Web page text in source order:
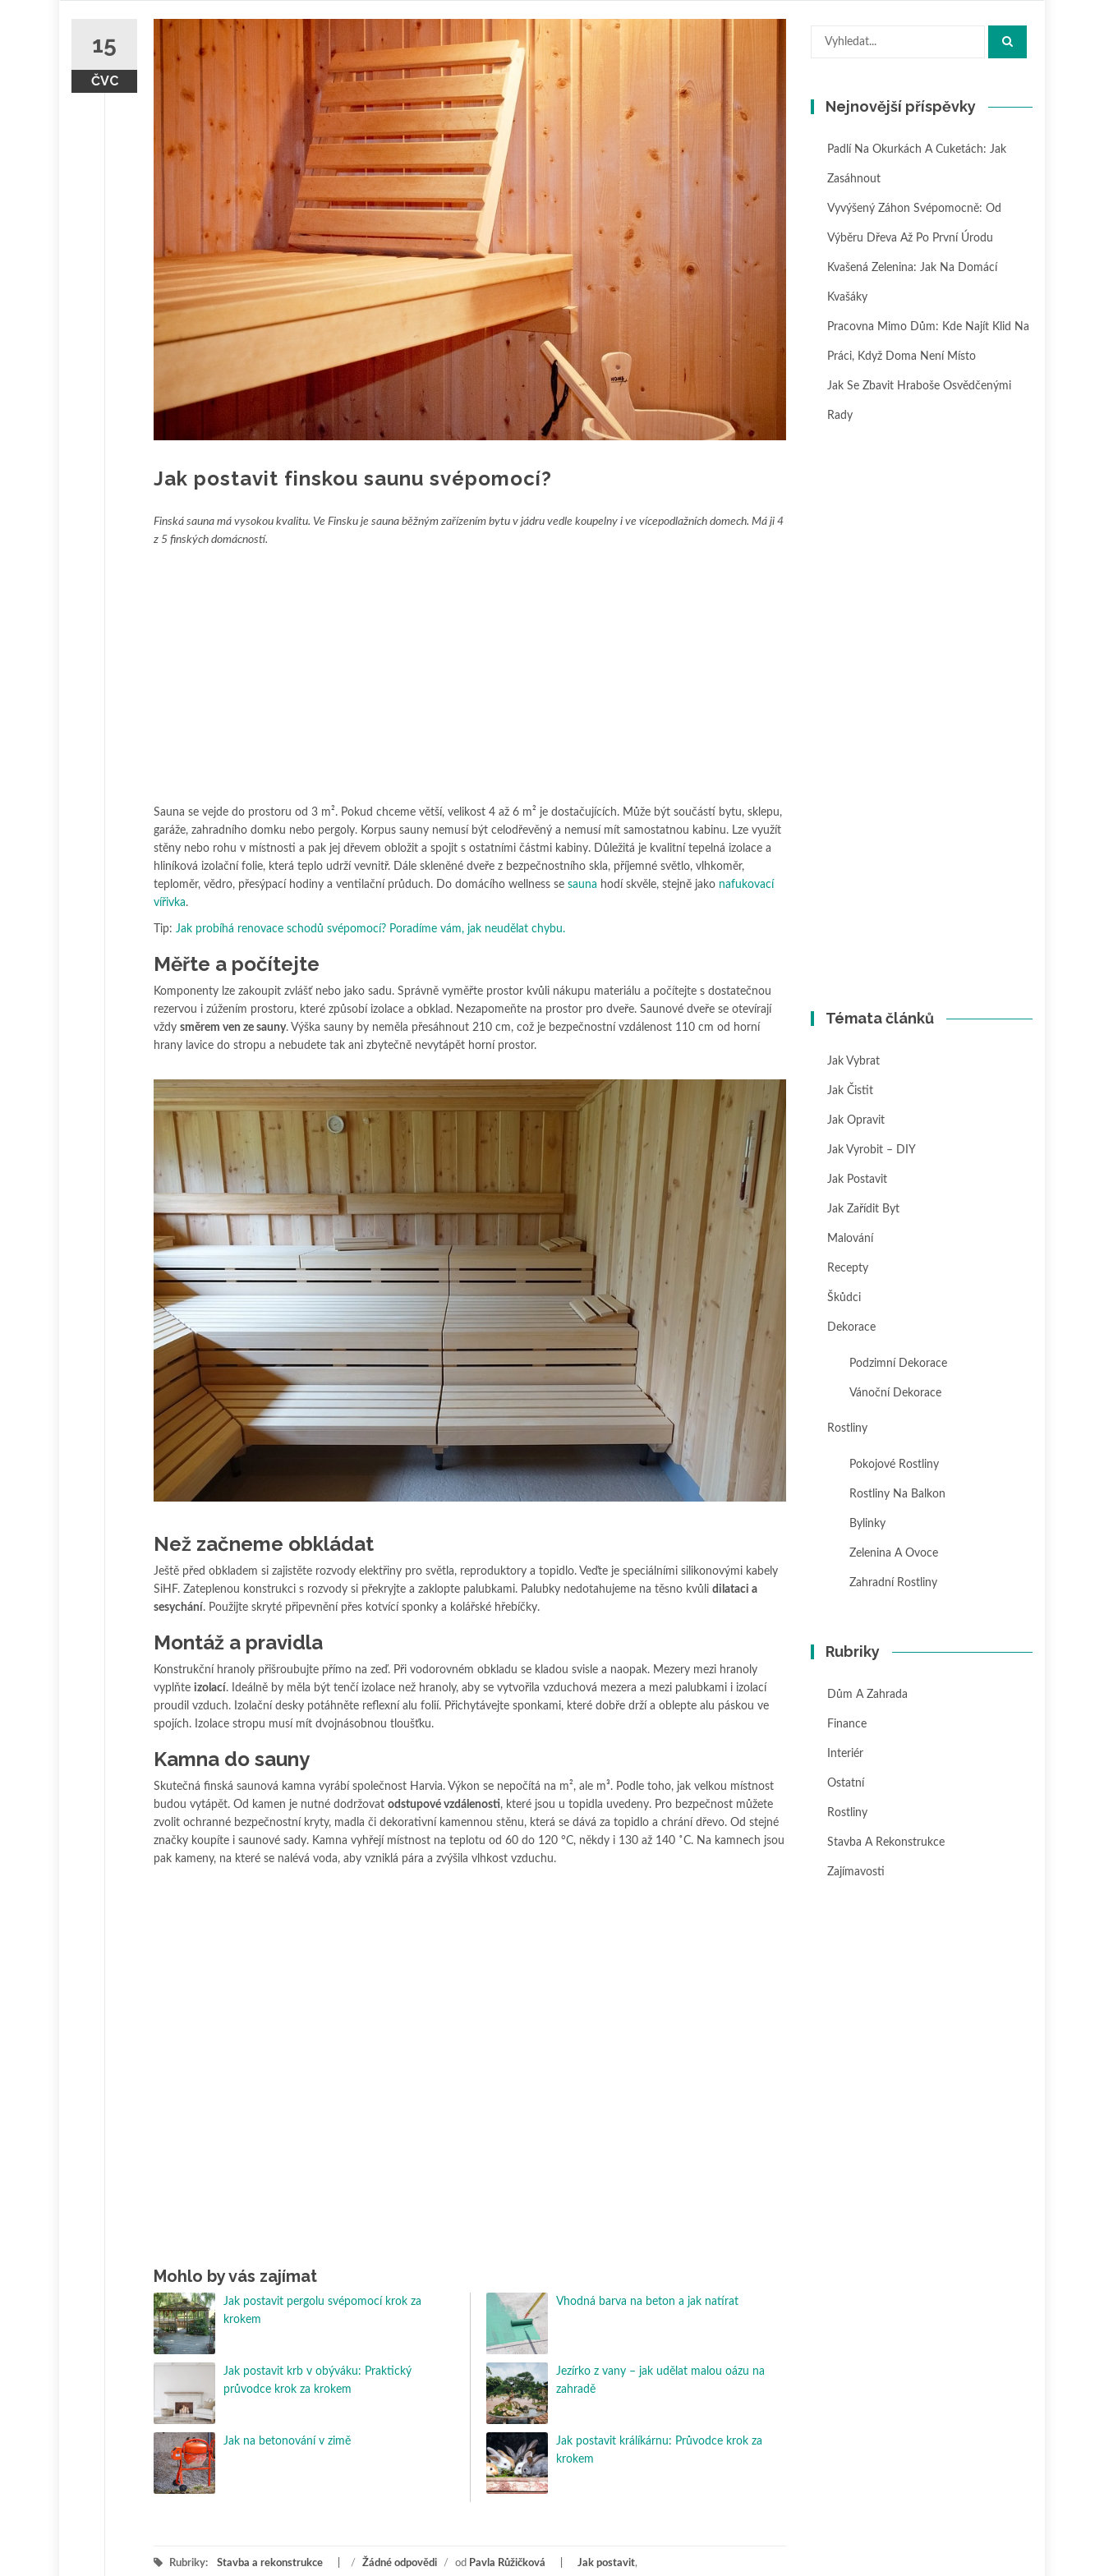
15
ČVC
Jak postavit finskou saunu svépomocí?
Finská sauna má vysokou kvalitu. Ve Finsku je sauna běžným zařízením bytu v jádru vedle koupelny i ve vícepodlažních domech. Má ji 4
z 5 finských domácností.
Sauna se vejde do prostoru od 3 m². Pokud chceme větší, velikost 4 až 6 m² je dostačujících. Může být součástí bytu, sklepu,
garáže, zahradního domku nebo pergoly. Korpus sauny nemusí být celodřevěný a nemusí mít samostatnou kabinu. Lze využít
stěny nebo rohu v místnosti a pak jej dřevem obložit a spojit s ostatními částmi kabiny. Důležitá je kvalitní tepelná izolace a
hliníková izolační folie, která teplo udrží vevnitř. Dále skleněné dveře z bezpečnostního skla, příjemné světlo, vlhkoměr,
teploměr, vědro, přesýpací hodiny a ventilační průduch. Do domácího wellness se sauna hodí skvěle, stejně jako nafukovací
vířivka.
Tip: Jak probíhá renovace schodů svépomocí? Poradíme vám, jak neudělat chybu.
Měřte a počítejte
Komponenty lze zakoupit zvlášť nebo jako sadu. Správně vyměřte prostor kvůli nákupu materiálu a počítejte s dostatečnou
rezervou i zúžením prostoru, které způsobí izolace a obklad. Nezapomeňte na prostor pro dveře. Saunové dveře se otevírají
vždy směrem ven ze sauny. Výška sauny by neměla přesáhnout 210 cm, což je bezpečnostní vzdálenost 110 cm od horní
hrany lavice do stropu a nebudete tak ani zbytečně nevytápět horní prostor.
Než začneme obkládat
Ještě před obkladem si zajistěte rozvody elektřiny pro světla, reproduktory a topidlo. Veďte je speciálními silikonovými kabely
SiHF. Zateplenou konstrukci s rozvody si překryjte a zaklopte palubkami. Palubky nedotahujeme na těsno kvůli dilataci a
sesychání. Použijte skryté připevnění přes kotvící sponky a kolářské hřebíčky.
Montáž a pravidla
Konstrukční hranoly přišroubujte přímo na zeď. Při vodorovném obkladu se kladou svisle a naopak. Mezery mezi hranoly
vyplňte izolací. Ideálně by měla být tenčí izolace než hranoly, aby se vytvořila vzduchová mezera a mezi palubkami i izolací
proudil vzduch. Izolační desky potáhněte reflexní alu folií. Přichytávejte sponkami, které dobře drží a oblepte alu páskou ve
spojích. Izolace stropu musí mít dvojnásobnou tloušťku.
Kamna do sauny
Skutečná finská saunová kamna vyrábí společnost Harvia. Výkon se nepočítá na m², ale m³. Podle toho, jak velkou místnost
budou vytápět. Od kamen je nutné dodržovat odstupové vzdálenosti, které jsou u topidla uvedeny. Pro bezpečnost můžete
zvolit ochranné bezpečnostní kryty, madla či dekorativní kamennou stěnu, která se dává za topidlo a chrání dřevo. Od stejné
značky koupíte i saunové sady. Kamna vyhřejí místnost na teplotu od 60 do 120 °C, někdy i 130 až 140 ˚C. Na kamnech jsou
pak kameny, na které se nalévá voda, aby vzniklá pára a zvýšila vlhkost vzduchu.
Mohlo by vás zajímat
Jak postavit pergolu svépomocí krok za
krokem
Jak postavit krb v obýváku: Praktický
průvodce krok za krokem
Jak na betonování v zimě
Vhodná barva na beton a jak natírat
Jezírko z vany – jak udělat malou oázu na
zahradě
Jak postavit králíkárnu: Průvodce krok za
krokem
Rubriky: Stavba a rekonstrukce / Žádné odpovědi / od Pavla Růžičková Jak postavit,
Hledat:
Nejnovější příspěvky
Padlí Na Okurkách A Cuketách: Jak
Zasáhnout
Vyvýšený Záhon Svépomocně: Od
Výběru Dřeva Až Po První Úrodu
Kvašená Zelenina: Jak Na Domácí
Kvašáky
Pracovna Mimo Dům: Kde Najít Klid Na
Práci, Když Doma Není Místo
Jak Se Zbavit Hraboše Osvědčenými
Rady
Témata článků
Jak Vybrat
Jak Čistit
Jak Opravit
Jak Vyrobit – DIY
Jak Postavit
Jak Zařídit Byt
Malování
Recepty
Škůdci
Dekorace
Podzimní Dekorace
Vánoční Dekorace
Rostliny
Pokojové Rostliny
Rostliny Na Balkon
Bylinky
Zelenina A Ovoce
Zahradní Rostliny
Rubriky
Dům A Zahrada
Finance
Interiér
Ostatní
Rostliny
Stavba A Rekonstrukce
Zajímavosti